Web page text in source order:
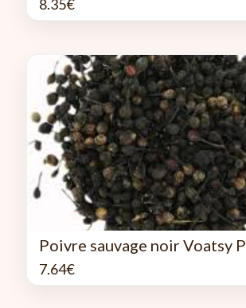
8.35€
Poivre sauvage noir Voatsy
7.64€